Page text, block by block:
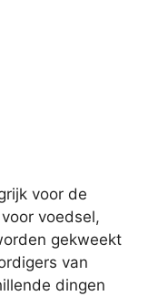
voor de
voedsel,
gekweekt
van
dingen